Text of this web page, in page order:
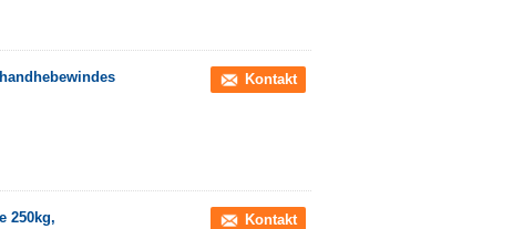
Kontakt
250kg,
Kontakt